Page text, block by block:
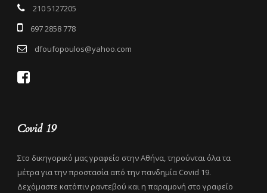
210 5127205
697 2858 778
dfoufopoulos@yahoo.com
Covid 19
Στο δικηγορικό μας γραφείο στην Αθήνα, τηρούνται όλα τα
μέτρα για την προστασία από την πανδημία Covid 19.
Δεχόμαστε κατόπιν ραντεβού και η παραμονή στο γραφείο